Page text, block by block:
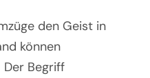
den Geist in
können
Der Begriff